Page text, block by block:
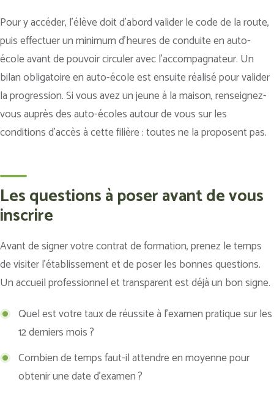
Pour y accéder, l’élève doit d’abord valider le code de la route,
puis effectuer un minimum d’heures de conduite en auto-
école avant de pouvoir circuler avec l’accompagnateur. Un
bilan obligatoire en auto-école est ensuite réalisé pour valider
la progression. Si vous avez un jeune à la maison, renseignez-
vous auprès des auto-écoles autour de vous sur les
conditions d’accès à cette filière : toutes ne la proposent pas.
Les questions à poser avant de vous
inscrire
Avant de signer votre contrat de formation, prenez le temps
de visiter l’établissement et de poser les bonnes questions.
Un accueil professionnel et transparent est déjà un bon signe.
Quel est votre taux de réussite à l’examen pratique sur les
12 derniers mois ?
Combien de temps faut-il attendre en moyenne pour
obtenir une date d’examen ?